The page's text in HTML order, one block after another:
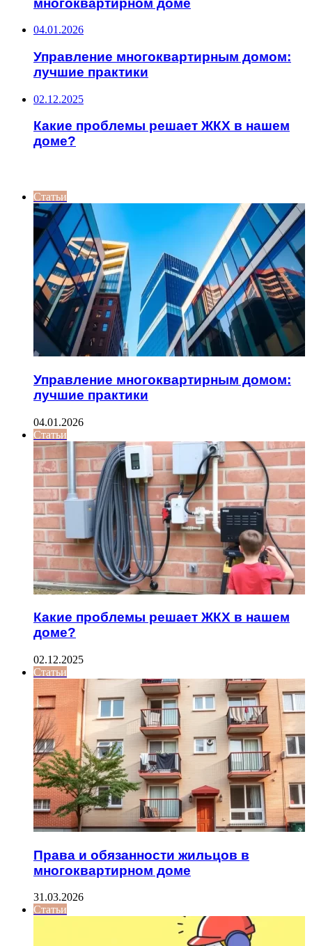
04.01.2026
Управление многоквартирным домом:
лучшие практики
02.12.2025
Какие проблемы решает ЖКХ в нашем
доме?
Статьи
Управление многоквартирным домом:
лучшие практики
04.01.2026
Статьи
Какие проблемы решает ЖКХ в нашем
доме?
02.12.2025
Статьи
Права и обязанности жильцов в
многоквартирном доме
31.03.2026
Статьи